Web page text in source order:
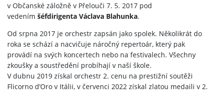
v Občanské záložně v Přelouči 7. 5. 2017 pod
vedením šéfdirigenta Václava Blahunka.
Od srpna 2017 je orchestr zapsán jako spolek. Několikrát do
roka se schází a nacvičuje náročný repertoár, který pak
provádí na svých koncertech nebo na festivalech. Všechny
zkoušky a soustředění probíhají v naší škole.
V dubnu 2019 získal orchestr 2. cenu na prestižní soutěži
Flicorno d’Oro v Itálii, v červenci 2022 získal zlatou medaili v 2.